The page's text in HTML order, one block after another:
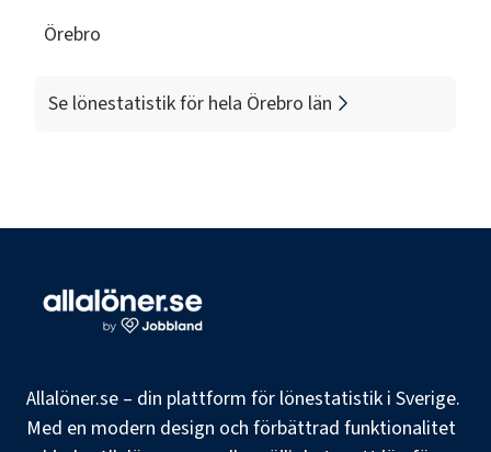
Örebro
Se lönestatistik för hela Örebro län
Allalöner.se – din plattform för lönestatistik i Sverige.
Med en modern design och förbättrad funktionalitet